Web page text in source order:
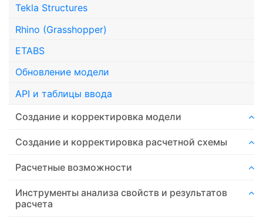
Tekla Structures
Rhino (Grasshopper)
ETABS
Обновление модели
API и таблицы ввода
Создание и корректировка модели
Создание и корректировка расчетной схемы
Расчетные возможности
Инструменты анализа свойств и результатов
расчета